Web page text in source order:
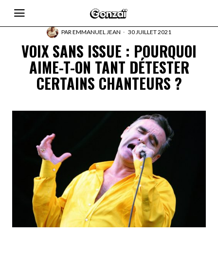
PAREMMANUEL JEAN 30 JUILLET 2021
VOIX SANS ISSUE : POURQUOI
AIME-T-ON TANT DÉTESTER
CERTAINS CHANTEURS ?